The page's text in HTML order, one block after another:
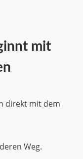
mit
direkt mit dem
Weg.